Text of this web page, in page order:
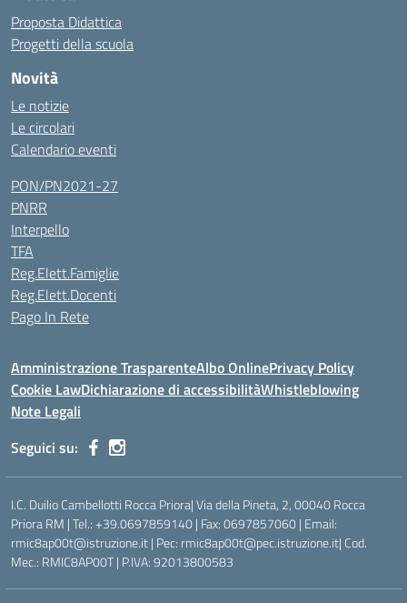
Proposta Didattica
Progetti della scuola
Novità
Le notizie
Le circolari
Calendario eventi
PON/PN2021-27
PNRR
Interpello
TFA
Reg.Elett.Famiglie
Reg.Elett.Docenti
Pago In Rete
Amministrazione TrasparenteAlbo OnlinePrivacy Policy
Cookie LawDichiarazione di accessibilitàWhistleblowing
Note Legali
Seguici su:
I.C. Duilio Cambellotti Rocca Priora| Via della Pineta, 2, 00040 Rocca
Priora RM | Tel.: +39.0697859140 | Fax: 0697857060 | Email:
rmic8ap00t@istruzione.it | Pec: rmic8ap00t@pec.istruzione.it| Cod.
Mec.: RMIC8AP00T | P.IVA: 92013800583